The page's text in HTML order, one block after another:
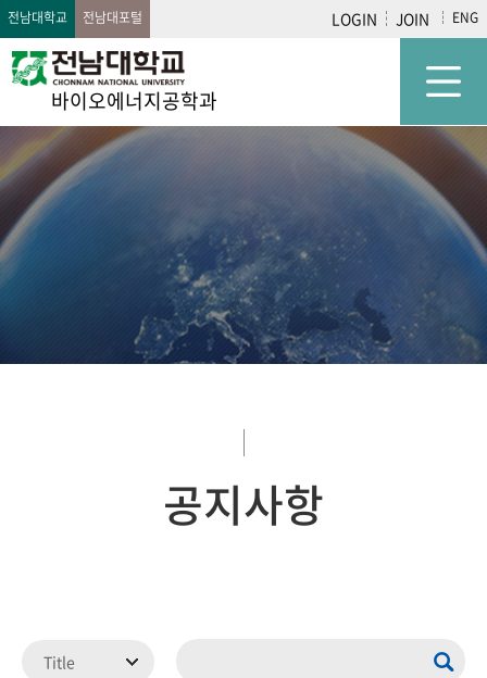
전남대학교 전남대포털 LOGIN JOIN ENG
바이오에너지공학과
공지사항